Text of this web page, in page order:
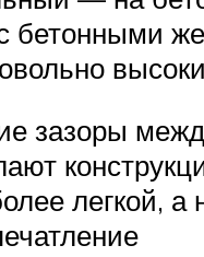
бетонными же
зазоры
легкой, а